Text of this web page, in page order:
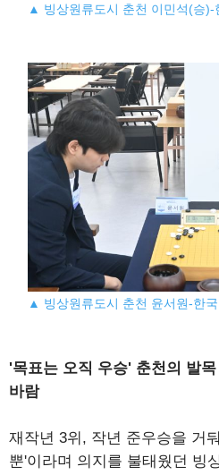
▲ 빙상원류도시 춘천 이민석(승)-
▲ 빙상원류도시 춘천 윤서원-한
'목표는 오직 우승' 춘천의 발
바람
재작년 3위, 작년 준우승을 거
뿐'이라며 의지를 불태웠던 빙